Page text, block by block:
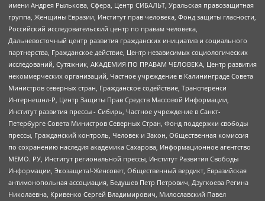
имени Андрея Рылькова, Сфера, Центр СИБАЛЬТ, Уральская правозащитная
группа, Женщины Евразии, Институт прав человека, Фонд защиты гласности,
Российский исследовательский центр по правам человека,
Дальневосточный центр развития гражданских инициатив и социального
партнерства, Гражданское действие, Центр независимых социологических
исследований, Сутяжник, АКАДЕМИЯ ПО ПРАВАМ ЧЕЛОВЕКА, Центр развития
некоммерческих организаций, Частное учреждение в Калининграде Совета
Министров северных стран, Гражданское содействие, Трансперенси
Интернешнл-Р, Центр Защиты Прав Средств Массовой Информации,
Институт развития прессы - Сибирь, Частное учреждение в Санкт-
Петербурге Совета Министров Северных Стран, Фонд поддержки свободы
прессы, Гражданский контроль, Человек и Закон, Общественная комиссия
по сохранению наследия академика Сахарова, Информационное агентство
МЕМО. РУ, Институт региональной прессы, Институт Развития Свободы
Информации, Экозащита!-Женсовет, Общественный вердикт, Евразийская
антимонопольная ассоциация, Бедушев Петр Петрович, Дзугкоева Регина
Николаевна, Кривенко Сергей Владимирович, Милославский Павел